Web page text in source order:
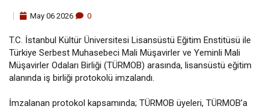
May 06 2026 0
T.C. İstanbul Kültür Üniversitesi Lisansüstü Eğitim Enstitüsü ile
Türkiye Serbest Muhasebeci Mali Müşavirler ve Yeminli Mali
Müşavirler Odaları Birliği (TÜRMOB) arasında, lisansüstü eğitim
alanında iş birliği protokolü imzalandı.
İmzalanan protokol kapsamında; TÜRMOB üyeleri, TÜRMOB’a